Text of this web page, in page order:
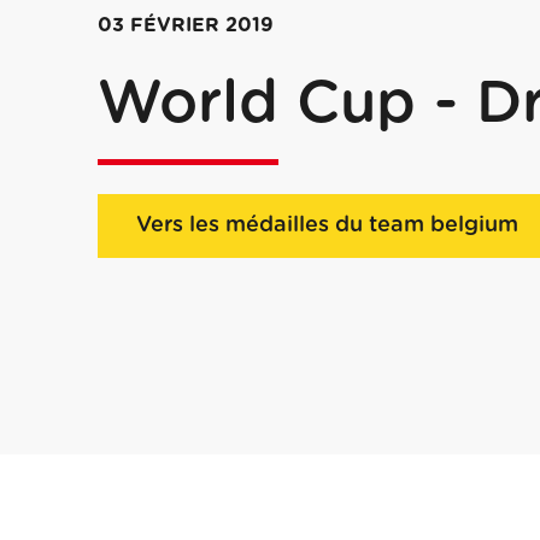
03 FÉVRIER 2019
World Cup -
Vers les médailles du team belgium